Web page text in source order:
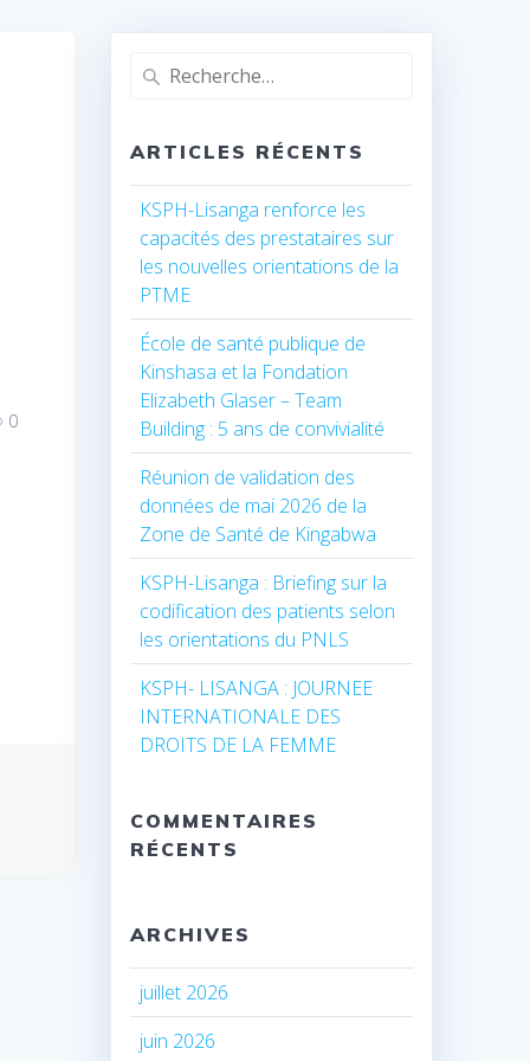
0
Recherche
ARTICLES RÉCENTS
KSPH-Lisanga renforce les
capacités des prestataires sur
les nouvelles orientations de la
PTME
École de santé publique de
Kinshasa et la Fondation
Elizabeth Glaser – Team
Building : 5 ans de convivialité
Réunion de validation des
données de mai 2026 de la
Zone de Santé de Kingabwa
KSPH-Lisanga : Briefing sur la
codification des patients selon
les orientations du PNLS
KSPH- LISANGA : JOURNEE
INTERNATIONALE DES
DROITS DE LA FEMME
COMMENTAIRES
RÉCENTS
ARCHIVES
juillet 2026
juin 2026